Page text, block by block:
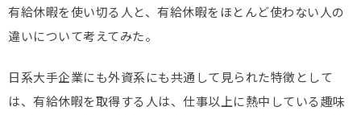
有給休暇を使い切る人と、有給休暇をほとんど使わない人の
違いについて考えてみた。
日系大手企業にも外資系にも共通して見られた特徴として
は、有給休暇を取得する人は、仕事以上に熱中している趣味